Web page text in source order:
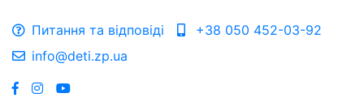
Питання та відповіді
+38 050 452-03-92
info@deti.zp.ua